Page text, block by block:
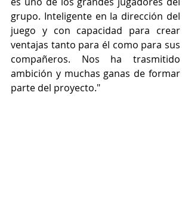
grupo. Inteligente en la dirección del
juego y con capacidad para crear
ventajas tanto para él como para sus
compañeros. Nos ha trasmitido
ambición y muchas ganas de formar
parte del proyecto."